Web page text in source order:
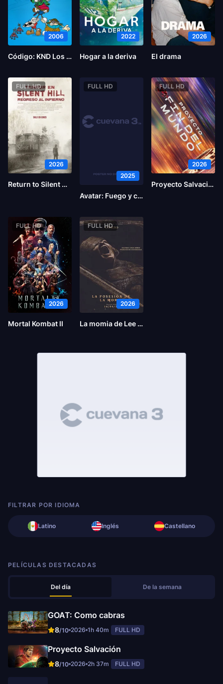
2006
Código: KND Los chicos del Barrio – Operación C.E.R.O.
2022
Hogar a la deriva
2026
El drama
FULL HD
2026
Return to Silent Hill
FULL HD
2025
Avatar: Fuego y ceniza
FULL HD
2026
Proyecto Salvación
FULL HD
2026
Mortal Kombat II
FULL HD
2026
La momia de Lee Cronin
FILTRAR POR IDIOMA
Latino Inglés Castellano
PELÍCULAS DESTACADAS
Del día De la semana
GOAT: Como cabras
8/10 2026 1h 40m FULL HD
Proyecto Salvación
8/10 2026 2h 37m FULL HD